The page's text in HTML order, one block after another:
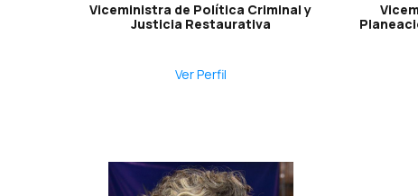
Viceministra de Política Criminal y
Justicia Restaurativa
Ver Perfil